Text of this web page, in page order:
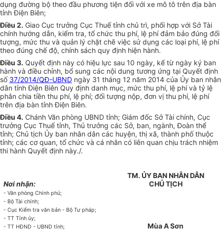
dụng đường bộ theo đầu phương tiện đối với xe mô tô trên địa bàn
tỉnh Điện Biên;
Điều 2. Giao Cục trưởng Cục Thuế tỉnh chủ trì, phối hợp với Sở Tài
chính hướng dẫn, kiểm tra, tổ chức thu phí, lệ phí đảm bảo đúng đối
tượng, mức thu và quản lý chặt chẽ việc sử dụng các loại phí, lệ phí
theo đúng chế độ, chính sách quy định hiện hành.
Điều 3. Quyết định này có hiệu lực sau 10 ngày, kể từ ngày ký ban
hành và điều chỉnh, bổ sung các nội dung tương ứng tại Quyết định
số 37/2014/QĐ-UBND ngày 31 tháng 12 năm 2014 của Ủy ban nhân
dân tỉnh Điện Biên Quy định danh mục, mức thu phí, lệ phí và tỷ lệ
phân chia tiền thu phí, lệ phí; đối tượng nộp, đơn vị thu phí, lệ phí
trên địa bàn tỉnh Điện Biên.
Điều 4. Chánh Văn phòng UBND tỉnh; Giám đốc Sở Tài chính, Cục
trưởng Cục Thuế tỉnh, Thủ trưởng các Sở, ban, ngành, Đoàn thể
tỉnh; Chủ tịch Ủy ban nhân dân các huyện, thị xã, thành phố thuộc
tỉnh; các cơ quan, tổ chức và cá nhân có liên quan chịu trách nhiệm
thi hành Quyết định này./.
Nơi nhận:
- Văn phòng Chính phủ;
- Bộ Tài chính;
- Cục Kiểm tra văn bản - Bộ Tư pháp;
- TT Tỉnh ủy;
- TT HĐND - UBND tỉnh;
TM. ỦY BAN NHÂN DÂN
CHỦ TỊCH
Mùa A Sơn